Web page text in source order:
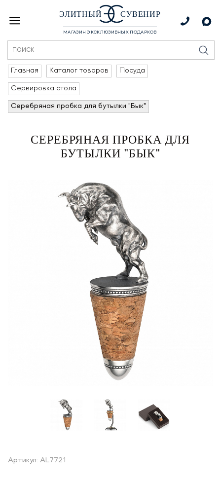
ЭЛИТНЫЙ СУВЕНИР
МАГАЗИН ЭКСКЛЮЗИВНЫХ ПОДАРКОВ
Главная Каталог товаров Посуда
Сервировка стола
Серебряная пробка для бутылки "Бык"
СЕРЕБРЯНАЯ ПРОБКА ДЛЯ
БУТЫЛКИ "БЫК"
Артикул: AL7721